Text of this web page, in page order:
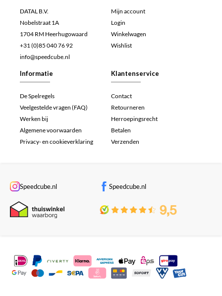
DATAL B.V.
Nobelstraat 1A
1704 RM Heerhugowaard
+31 (0)85 040 76 92
info@speedcube.nl
Mijn account
Login
Winkelwagen
Wishlist
Informatie
De Spelregels
Veelgestelde vragen (FAQ)
Werken bij
Algemene voorwaarden
Privacy- en cookieverklaring
Klantenservice
Contact
Retourneren
Herroepingsrecht
Betalen
Verzenden
Speedcube.nl Speedcube.nl